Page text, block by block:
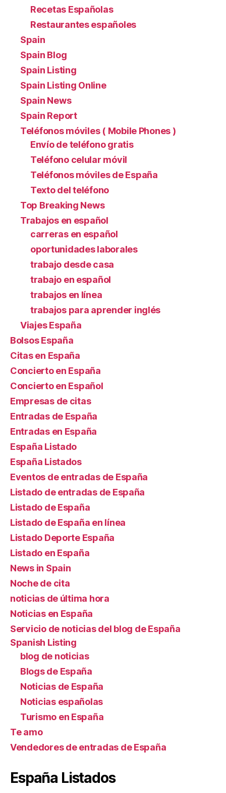
Recetas Españolas
Restaurantes españoles
Spain
Spain Blog
Spain Listing
Spain Listing Online
Spain News
Spain Report
Teléfonos móviles ( Mobile Phones )
Envío de teléfono gratis
Teléfono celular móvil
Teléfonos móviles de España
Texto del teléfono
Top Breaking News
Trabajos en español
carreras en español
oportunidades laborales
trabajo desde casa
trabajo en español
trabajos en línea
trabajos para aprender inglés
Viajes España
Bolsos España
Citas en España
Concierto en España
Concierto en Español
Empresas de citas
Entradas de España
Entradas en España
España Listado
España Listados
Eventos de entradas de España
Listado de entradas de España
Listado de España
Listado de España en línea
Listado Deporte España
Listado en España
News in Spain
Noche de cita
noticias de última hora
Noticias en España
Servicio de noticias del blog de España
Spanish Listing
blog de noticias
Blogs de España
Noticias de España
Noticias españolas
Turismo en España
Te amo
Vendedores de entradas de España
España Listados